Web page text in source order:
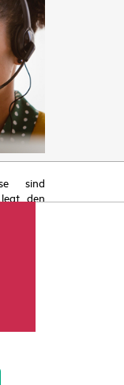
sind
den
wie
von
dem
Die
behält
u. a.